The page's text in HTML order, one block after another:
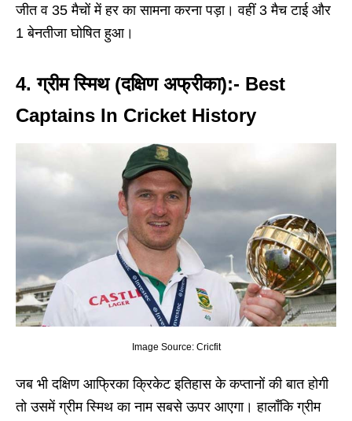
जीत व 35 मैचों में हर का सामना करना पड़ा। वहीं 3 मैच टाई और
1 बेनतीजा घोषित हुआ।
4. ग्रीम स्मिथ (दक्षिण अफ्रीका):- Best
Captains In Cricket History
Image Source: Cricfit
जब भी दक्षिण आफ्रिका क्रिकेट इतिहास के कप्तानों की बात होगी
तो उसमें ग्रीम स्मिथ का नाम सबसे ऊपर आएगा। हालाँकि ग्रीम